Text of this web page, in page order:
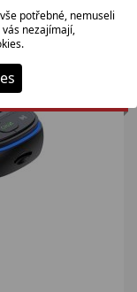
NABÍDKA
potřebné, nemuseli
nezajímají,